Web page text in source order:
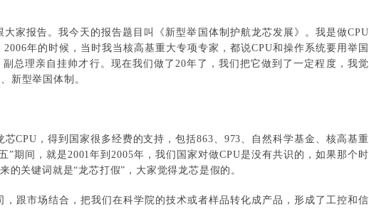
家报告。我今天的报告题目叫《新型举国体制护航龙芯发展》。我是做CPU
年的时候，当时我当核高基重大专项专家，都说CPU和操作系统要用举国
总理亲自挂帅才行。现在我们做了20年了，我们把它做到了一定程度，我觉
新型举国体制。
CPU，得到国家很多经费的支持，包括863、973、自然科学基金、核高基重
”期间，就是2001年到2005年，我们国家对做CPU是没有共识的，如果那个时
的关键词就是“龙芯打假”，大家觉得龙芯是假的。
，跟市场结合，把我们在科学院的技术或者样品转化成产品，形成了工控和信